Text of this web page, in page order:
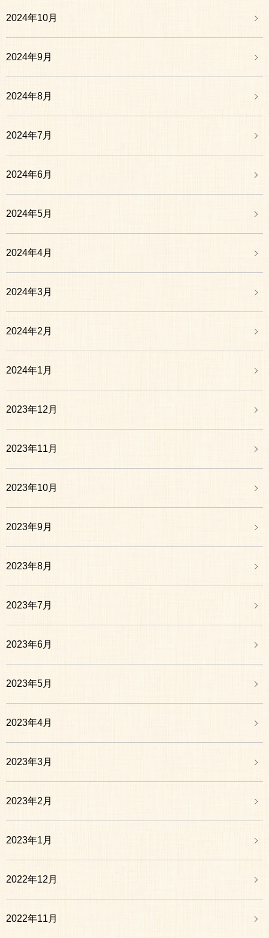
2024年10月
2024年9月
2024年8月
2024年7月
2024年6月
2024年5月
2024年4月
2024年3月
2024年2月
2024年1月
2023年12月
2023年11月
2023年10月
2023年9月
2023年8月
2023年7月
2023年6月
2023年5月
2023年4月
2023年3月
2023年2月
2023年1月
2022年12月
2022年11月